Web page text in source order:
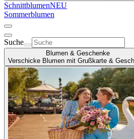
SchnittblumenNEU
Sommerblumen
Suche
Blumen & Geschenke
Verschicke Blumen mit Grußkarte &